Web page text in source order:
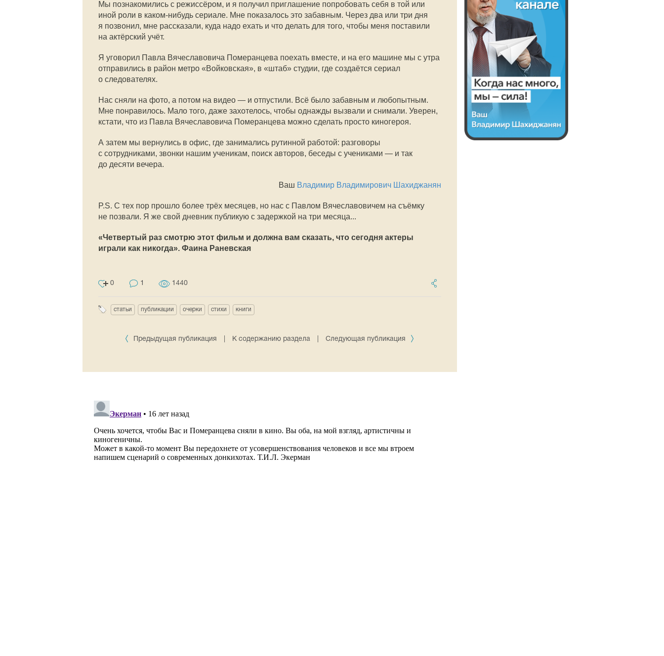
Мы познакомились с режиссёром, и я получил приглашение попробовать себя в той или
иной роли в каком-нибудь сериале. Мне показалось это забавным. Через два или три дня
я позвонил, мне рассказали, куда надо ехать и что делать для того, чтобы меня поставили
на актёрский учёт.
Я уговорил Павла Вячеславовича Померанцева поехать вместе, и на его машине мы с утра
отправились в район метро «Войковская», в «штаб» студии, где создаётся сериал
о следователях.
Нас сняли на фото, а потом на видео — и отпустили. Всё было забавным и любопытным.
Мне понравилось. Мало того, даже захотелось, чтобы однажды вызвали и снимали. Уверен,
кстати, что из Павла Вячеславовича Померанцева можно сделать просто киногероя.
А затем мы вернулись в офис, где занимались рутинной работой: разговоры
с сотрудниками, звонки нашим ученикам, поиск авторов, беседы с учениками — и так
до десяти вечера.
Ваш Владимир Владимирович Шахиджанян
P.S. С тех пор прошло более трёх месяцев, но нас с Павлом Вячеславовичем на съёмку
не позвали. Я же свой дневник публикую с задержкой на три месяца...
«Четвертый раз смотрю этот фильм и должна вам сказать, что сегодня актеры
играли как никогда». Фаина Раневская
0 1 1440
статьи публикации очерки стихи книги
Предыдущая публикация К содержанию раздела Следующая публикация